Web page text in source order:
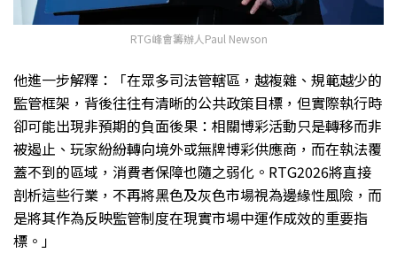
RTG峰會籌辦人Paul Newson
他進一步解釋：「在眾多司法管轄區，越複雜、規範越少的
監管框架，背後往往有清晰的公共政策目標，但實際執行時
卻可能出現非預期的負面後果：相關博彩活動只是轉移而非
被遏止、玩家紛紛轉向境外或無牌博彩供應商，而在執法覆
蓋不到的區域，消費者保障也隨之弱化。RTG2026將直接
剖析這些行業，不再將黑色及灰色市場視為邊緣性風險，而
是將其作為反映監管制度在現實市場中運作成效的重要指
標。」